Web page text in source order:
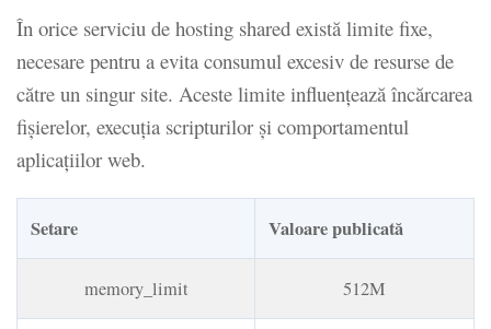
În orice serviciu de hosting shared există limite fixe,
necesare pentru a evita consumul excesiv de resurse de
către un singur site. Aceste limite influențează încărcarea
fișierelor, execuția scripturilor și comportamentul
aplicațiilor web.
Setare Valoare publicată
memory_limit 512M